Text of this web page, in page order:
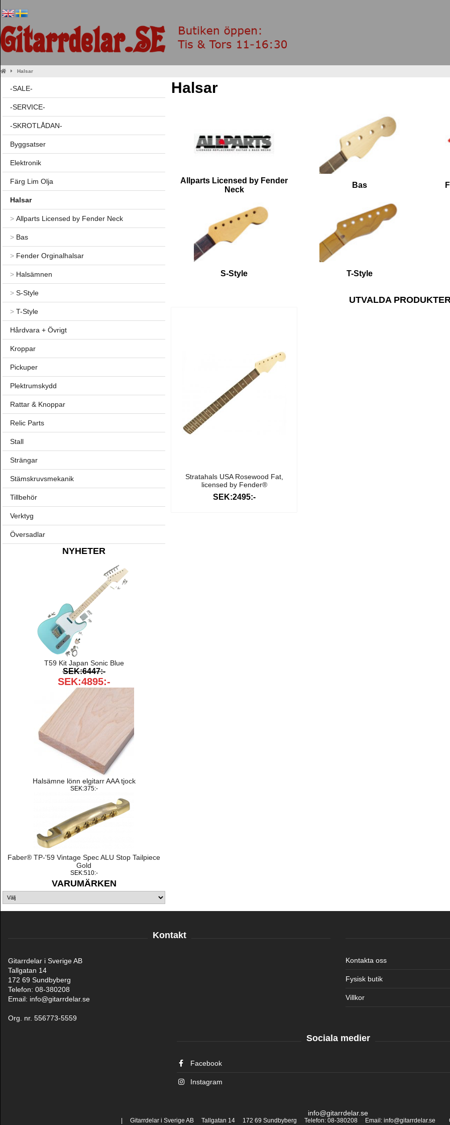
Halsar
-SALE-
-SERVICE-
-SKROTLÅDAN-
Byggsatser
Elektronik
Färg Lim Olja
Halsar
> Allparts Licensed by Fender Neck
> Bas
> Fender Orginalhalsar
> Halsämnen
> S-Style
> T-Style
Hårdvara + Övrigt
Kroppar
Pickuper
Plektrumskydd
Rattar & Knoppar
Relic Parts
Stall
Strängar
Stämskruvsmekanik
Tillbehör
Verktyg
Översadlar
NYHETER
T59 Kit Japan Sonic Blue
SEK:6447:-
SEK:4895:-
Halsämne lönn elgitarr AAA tjock
SEK:375:-
Faber® TP-'59 Vintage Spec ALU Stop Tailpiece
Gold
SEK:510:-
VARUMÄRKEN
Halsar
Allparts Licensed by Fender
Neck
Bas
S-Style T-Style
UTVALDA
Stratahals USA Rosewood Fat,
licensed by Fender®
SEK:2495:-
Kontakt
Gitarrdelar i Sverige AB
Tallgatan 14
172 69 Sundbyberg
Telefon: 08-380208
Email: info@gitarrdelar.se
Org. nr. 556773-5559
Kontakta oss
Fysisk butik
Villkor
Sociala medier
Facebook
Instagram
info@gitarrdelar.se
| Gitarrdelar i Sverige AB Tallgatan 14 172 69 Sundbyberg Telefon: 08-380208 Email: info@gitarrdelar.se